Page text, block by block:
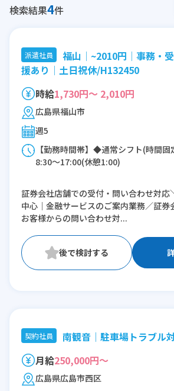
検索結果4件
派遣社員
福山│~2010円│事務・
援あり│土日祝休/H132450
時給1,730円～ 2,010円
広島県福山市
週5
【勤務時間帯】◆通常シフト(時間固
8:30〜17:00(休憩1:00)
※残業：0〜5時間程度/月
証券会社店舗での受付・問い合わせ対応
中心｜金融サービスのご案内業務／証券
お客様からの問い合わせ対...
契約社員
南観音｜駐車場トラブル
月給250,000円～
広島県広島市西区